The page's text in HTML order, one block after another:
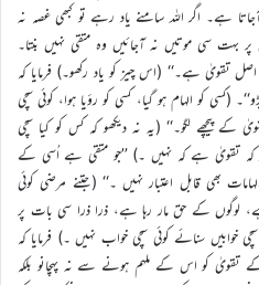
ہے۔ اگر اللہ سامنے یاد رہے تو کبھی غصہ نہ
بہت سی موتیں نہ آجائیں وہ متقی نہیں بنتا۔
تقویٰ ہے۔‘‘ (اس چیز کو یاد رکھو۔) فرمایا کہ
(کسی کو الہام ہو گیا، کسی کو رؤیا ہوا، کوئی سچی
کے پیچھے لگو۔‘‘ (یہ نہ دیکھو کہ کس کو کیا سچی
کہ تقویٰ ہے کہ نہیں ۔) ’’جو متقی ہے اُسی کے
بھی قابل اعتبار نہیں ۔‘‘ (جتنے مرضی کوئی
لوگوں کے حق مار رہا ہے، ذرا ذرا سی بات پر
سنائے کوئی سچی خواب نہیں ۔) فرمایا کہ
تقویٰ کو اس کے ملہم ہونے سے نہ پہچانو بلکہ